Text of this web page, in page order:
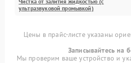
ультразвуковой промывкой)
Цены в прайс-листе указаны
Записывайтесь на
Мы проверим ваше устройство и